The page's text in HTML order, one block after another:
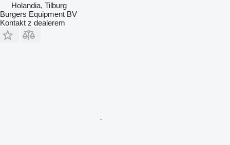
Holandia, Tilburg
Burgers Equipment BV
Kontakt z dealerem